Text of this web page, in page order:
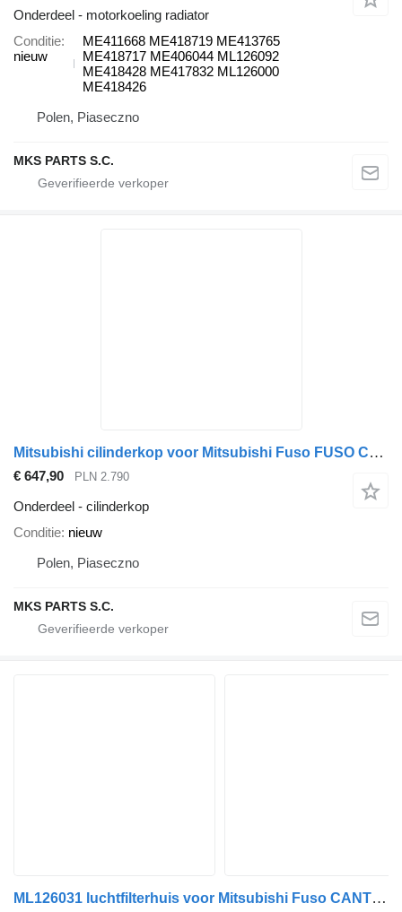
Onderdeel - motorkoeling radiator
Conditie
nieuw
ME411668 ME418719 ME413765
ME418717 ME406044 ML126092
ME418428 ME417832 ML126000
ME418426
Polen, Piaseczno
MKS PARTS S.C.
Mitsubishi cilinderkop voor Mitsubishi Fuso FUSO CANTER FB, FE vrachtwagen
€ 647,90 PLN 2.790
Onderdeel - cilinderkop
Conditie nieuw
Polen, Piaseczno
MKS PARTS S.C.
ML126031 luchtfilterhuis voor Mitsubishi Fuso CANTER | 88 - 0 vrachtwagen